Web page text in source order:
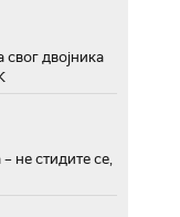
двојника
не стидите се,